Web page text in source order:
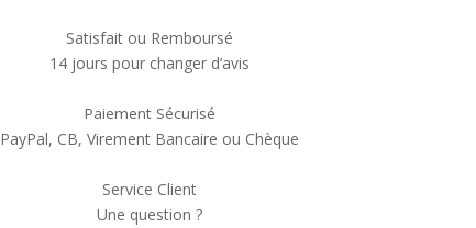
Satisfait ou Remboursé
14 jours pour changer d’avis
Paiement Sécurisé
PayPal, CB, Virement Bancaire ou Chèque
Service Client
Une question ?